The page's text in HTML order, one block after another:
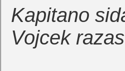
Kapitano
Vojcek